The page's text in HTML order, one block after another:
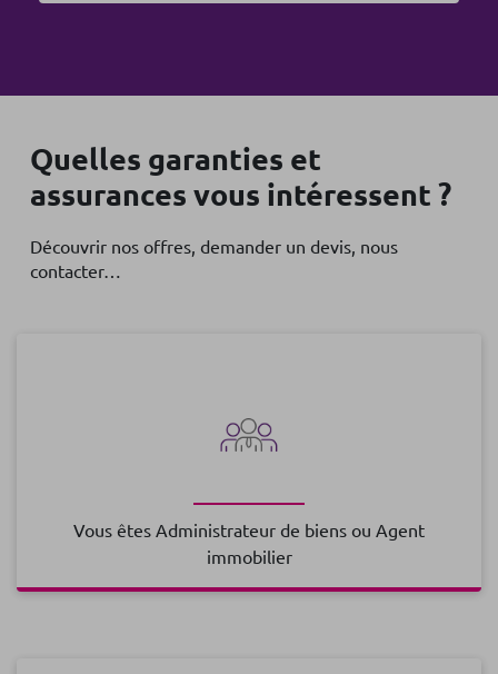
Quelles garanties et
assurances vous intéressent ?
Découvrir nos offres, demander un devis, nous
contacter…
Vous êtes Administrateur de biens ou Agent
immobilier